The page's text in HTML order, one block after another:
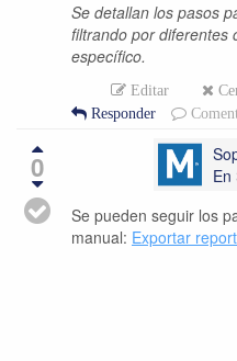
Se detallan los pasos
filtrando por diferentes
específico.
Editar
Responder
0
En
Se pueden seguir los
manual: Exportar